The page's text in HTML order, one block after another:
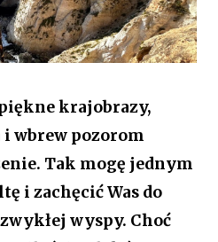
krajobrazy,
wbrew pozorom
Tak mogę jednym
i zachęcić Was do
wyspy. Choć